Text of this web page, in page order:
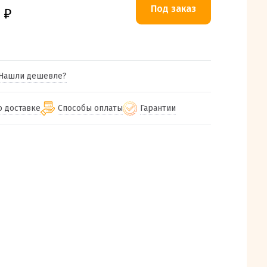
₽
дешевле?
доставке Способы оплаты Гарантии